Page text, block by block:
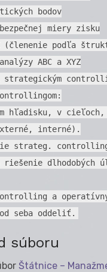
bodov
miery zisku
(členenie podľa
ABC a XYZ
strategickým
hľadisku, v cieľoch,
interné).
strateg.
riešenie dlhodobých
a
seba oddeliť.
súboru
Štátnice –